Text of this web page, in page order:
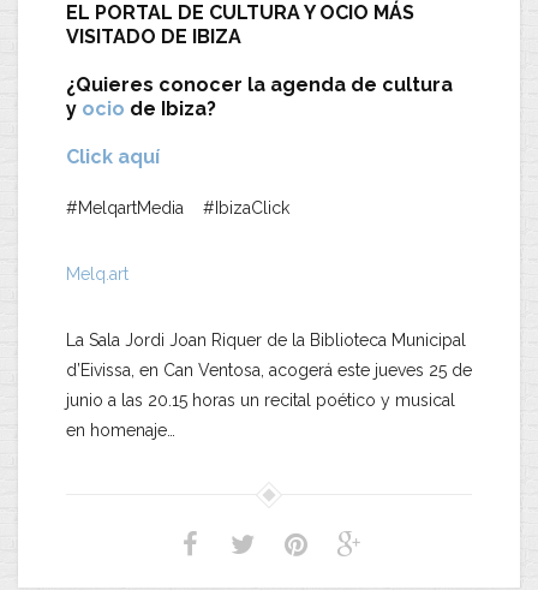
EL PORTAL DE CULTURA Y OCIO MÁS
VISITADO DE IBIZA
¿Quieres conocer la agenda de cultura
y ocio de Ibiza?
Click aquí
#MelqartMedia #IbizaClick
Melq.art
La Sala Jordi Joan Riquer de la Biblioteca Municipal
d’Eivissa, en Can Ventosa, acogerá este jueves 25 de
junio a las 20.15 horas un recital poético y musical
en homenaje…